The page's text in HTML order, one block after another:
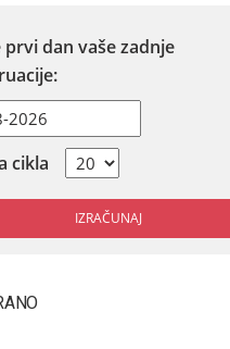
prvi dan vaše zadnje
cikla
IZRAČUNAJ